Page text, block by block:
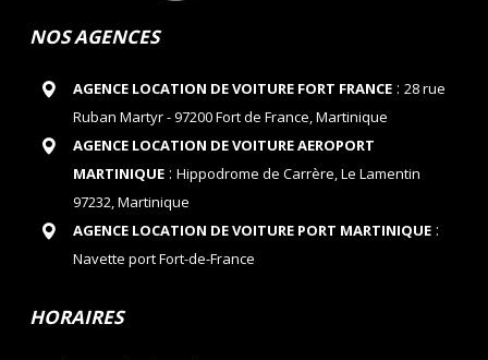
NOS AGENCES
AGENCE LOCATION DE VOITURE FORT FRANCE: 28 rue
Ruban Martyr - 97200 Fort de France, Martinique
AGENCE LOCATION DE VOITURE AEROPORT
MARTINIQUE: Hippodrome de Carrère, Le Lamentin
97232, Martinique
AGENCE LOCATION DE VOITURE PORT MARTINIQUE:
Navette port Fort-de-France
HORAIRES